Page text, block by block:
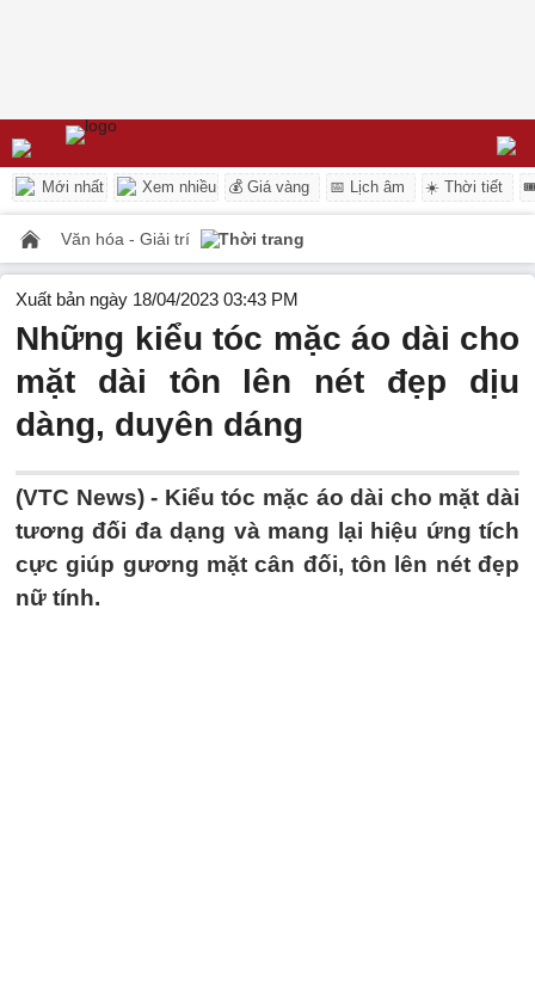
Mới nhất Xem nhiều 💰 Giá vàng 📅 Lịch âm ☀️ Thời tiết
Văn hóa - Giải trí Thời trang
Xuất bản ngày 18/04/2023 03:43 PM
Những kiểu tóc mặc áo dài cho
mặt dài tôn lên nét đẹp dịu
dàng, duyên dáng
(VTC News) - Kiểu tóc mặc áo dài cho mặt dài
tương đối đa dạng và mang lại hiệu ứng tích
cực giúp gương mặt cân đối, tôn lên nét đẹp
nữ tính.